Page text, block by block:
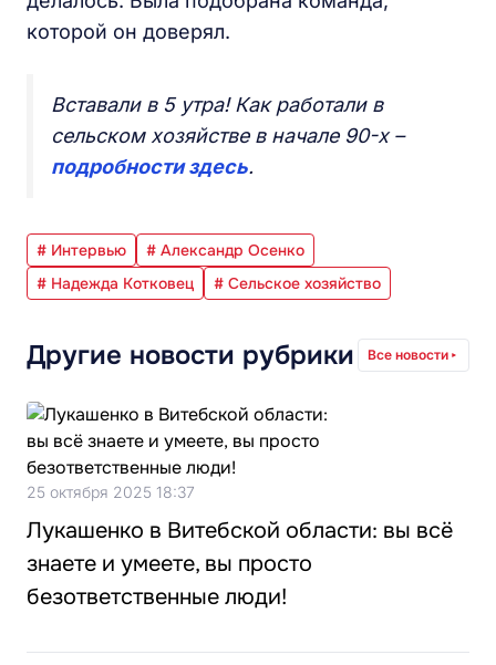
которой он доверял.
Вставали в 5 утра! Как работали в
сельском хозяйстве в начале 90-х –
подробности здесь.
# Интервью
# Александр Осенко
# Надежда Котковец
# Сельское хозяйство
Другие новости рубрики Все новости
25 октября 2025 18:37
Лукашенко в Витебской области: вы всё
знаете и умеете, вы просто
безответственные люди!